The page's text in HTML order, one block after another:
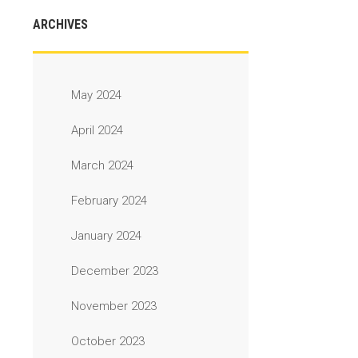
ARCHIVES
May 2024
April 2024
March 2024
February 2024
January 2024
December 2023
November 2023
October 2023